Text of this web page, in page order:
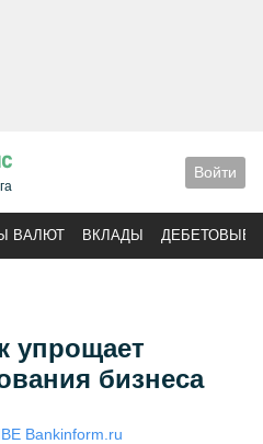
Войти
ВАЛЮТ ВКЛАДЫ ДЕБЕТОВЫЕ
упрощает
бизнеса
Bankinform.ru